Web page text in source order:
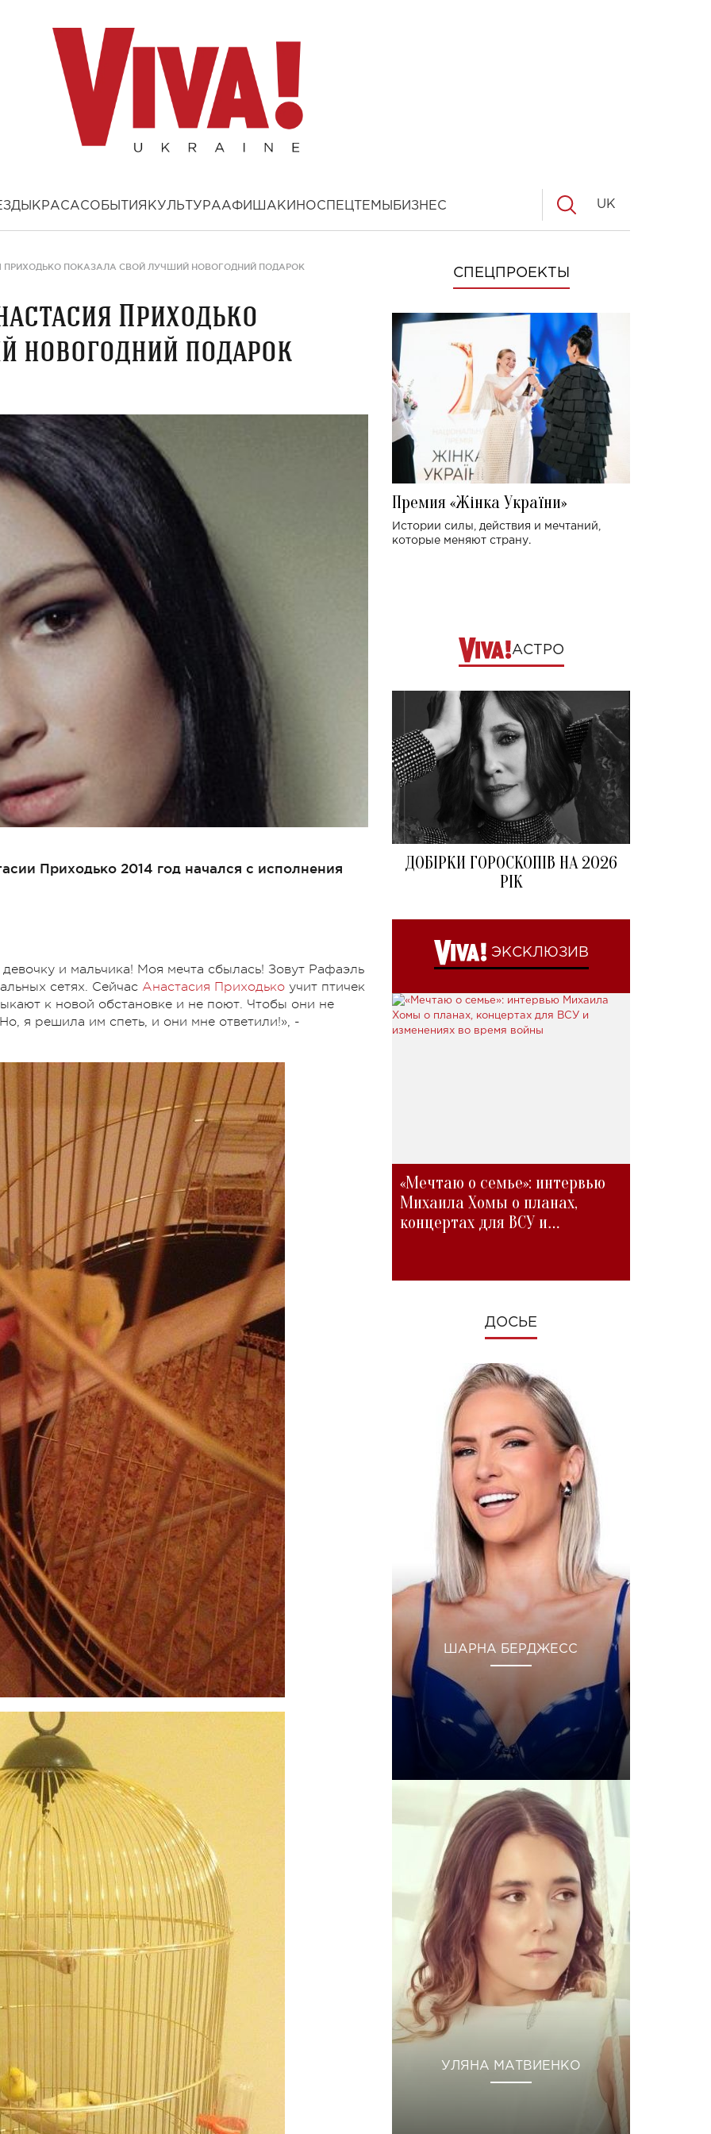
КРАСАСОБЫТИЯ КУЛЬТУРААФИША КИНОСПЕЦТЕМЫ БИЗНЕС UK
ПОКАЗАЛА СВОЙ ЛУЧШИЙ НОВОГОДНИЙ ПОДАРОК
Приходько
новогодний подарок
Приходько 2014 год начался с исполнения
и мальчика! Моя мечта сбылась! Зовут Рафаэль
сетях. Сейчас Анастасия Приходько учит птичек
к новой обстановке и не поют. Чтобы они не
я решила им спеть, и они мне ответили!», -
СПЕЦПРОЕКТЫ
Премия «Жінка України»
Истории силы, действия и мечтаний,
которые меняют страну.
АСТРО
ДОБІРКИ ГОРОСКОПІВ НА 2026
РІК
ЭКСКЛЮЗИВ
«Мечтаю о семье»: интервью
Михаила Хомы о планах,
концертах для ВСУ и
ДОСЬЕ
ШАРНА БЕРДЖЕСС
УЛЯНА МАТВИЕНКО